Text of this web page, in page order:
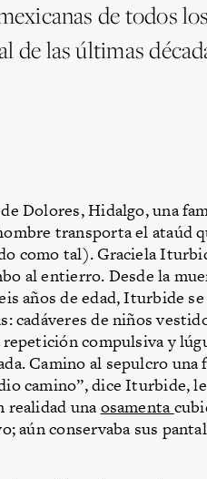
de todos
de las últimas
Dolores, Hidalgo, una
transporta el ataúd
como tal). Graciela
al entierro. Desde la
años de edad, Iturbide
cadáveres de niños
repetición compulsiva y
Camino al sepulcro
camino”, dice Iturbide,
realidad unaosamenta
aún conservaba sus